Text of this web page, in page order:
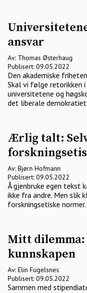
ansvar
Av: Thomas Østerhaug
Publisert: 09.05.2022
Den akademiske
Skal vi følge retorikken i
universitetene og
det liberale demokratiet.
Ærlig talt:
Av: Bjørn Hofmann
Publisert: 09.05.2022
Å gjenbruke egen tekst
ikke fra andre. Men slik
forskningsetiske normer.
Mitt dilemma:
kunnskapen
Av: Elin Fugelsnes
Publisert: 09.05.2022
Sammen med